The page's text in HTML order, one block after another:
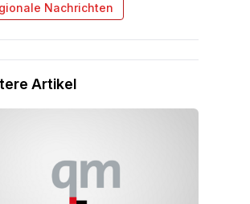
Nachrichten
Artikel